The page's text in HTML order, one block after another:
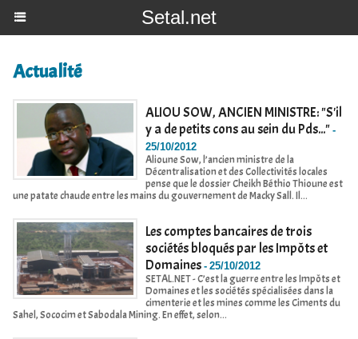
Setal.net
Actualité
ALIOU SOW, ANCIEN MINISTRE: "S'il
y a de petits cons au sein du Pds..." -
25/10/2012
Alioune Sow, l’ancien ministre de la
Décentralisation et des Collectivités locales
pense que le dossier Cheikh Béthio Thioune est
une patate chaude entre les mains du gouvernement de Macky Sall. Il...
Les comptes bancaires de trois
sociétés bloqués par les Impôts et
Domaines - 25/10/2012
SETAL.NET - C’est la guerre entre les Impôts et
Domaines et les sociétés spécialisées dans la
cimenterie et les mines comme les Ciments du
Sahel, Sococim et Sabodala Mining. En effet, selon...